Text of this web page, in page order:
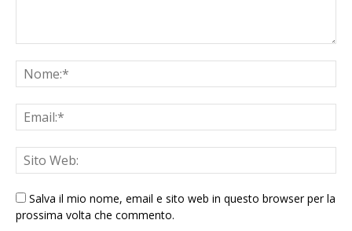
Salva il mio nome, email e sito web in questo browser per la
prossima volta che commento.